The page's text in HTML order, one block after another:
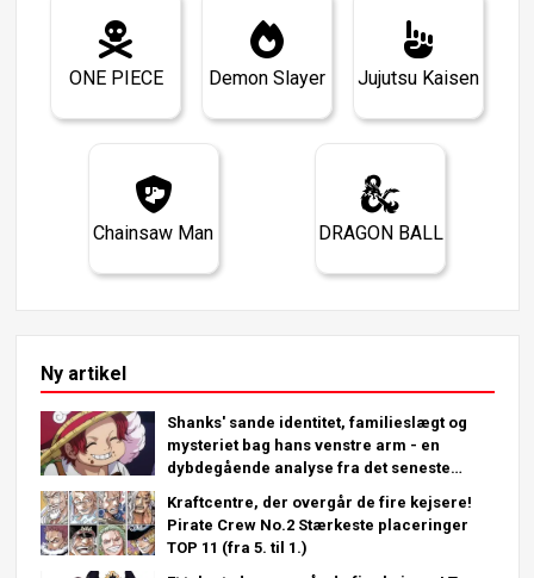
ONE PIECE Demon Slayer Jujutsu Kaisen
Chainsaw Man DRAGON BALL
Ny artikel
Shanks' sande identitet, familieslægt og
mysteriet bag hans venstre arm - en
dybdegående analyse fra det seneste
Kraftcentre, der overgår de fire kejsere!
Pirate Crew No.2 Stærkeste placeringer
TOP 11 (fra 5. til 1.)